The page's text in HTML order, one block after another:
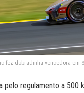
fez dobradinha vencedora em
pelo regulamento a